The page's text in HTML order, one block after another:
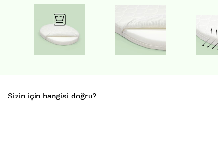
Sizin için hangisi doğru?